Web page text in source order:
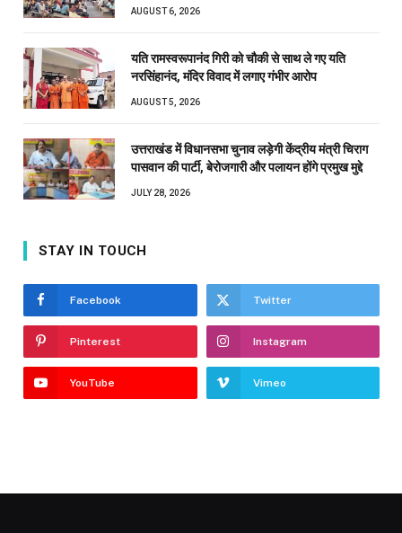
AUGUST 6, 2026
यति रामस्वरूपानंद गिरी को चौकी से साथ ले गए यति
नरसिंहानंद, मंदिर विवाद में लगाए गंभीर आरोप
AUGUST 5, 2026
उत्तराखंड में विधानसभा चुनाव लड़ेगी केंद्रीय मंत्री चिराग
पासवान की पार्टी, बेरोजगारी और पलायन होंगे प्रमुख मुद्दे
JULY 28, 2026
STAY IN TOUCH
Facebook Twitter
Pinterest Instagram
YouTube Vimeo